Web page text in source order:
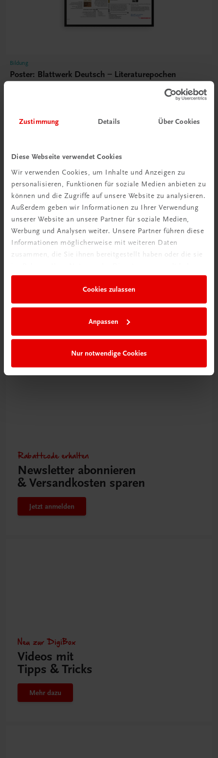
Zustimmung Details Über Cookies
Diese Webseite verwendet Cookies
Wir verwenden Cookies, um Inhalte und Anzeigen zu
personalisieren, Funktionen für soziale Medien anbieten zu
können und die Zugriffe auf unsere Website zu analysieren.
Außerdem geben wir Informationen zu Ihrer Verwendung
unserer Website an unsere Partner für soziale Medien,
Werbung und Analysen weiter. Unsere Partner führen diese
Informationen möglicherweise mit weiteren Daten
zusammen, die Sie ihnen bereitgestellt haben oder die sie
Cookies zulassen
Anpassen
Nur notwendige Cookies
Bildung
Poster: Blattwerk Deutsch – Literaturepochen
Gut zu wissen
Wie mit KI im Unterricht
Rabattcode erhalten
Newsletter abonnieren
& Versandkosten sparen
Jetzt anmelden
Neu zur DigiBox
Videos mit
Tipps & Tricks
Mehr dazu